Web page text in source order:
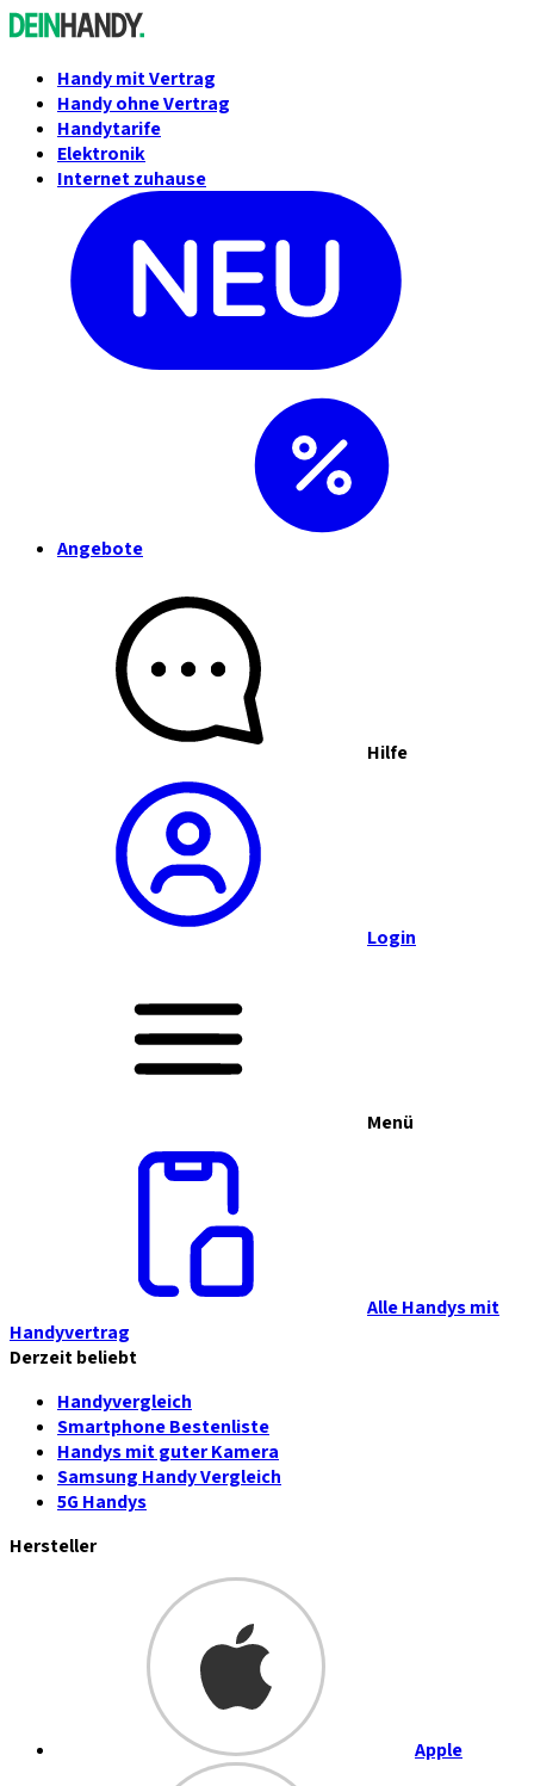
Handy mit Vertrag
Handy ohne Vertrag
Handytarife
Elektronik
Internet zuhause
Angebote
Hilfe
Login
Menü
Alle Handys mit
Handyvertrag
Derzeit beliebt
Handyvergleich
Smartphone Bestenliste
Handys mit guter Kamera
Samsung Handy Vergleich
5G Handys
Hersteller
Apple